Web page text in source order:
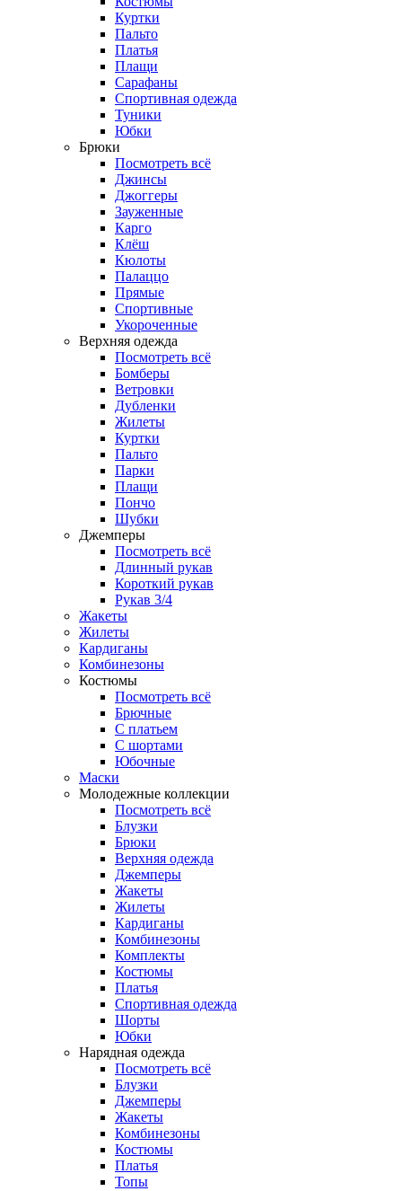
Куртки
Пальто
Платья
Плащи
Сарафаны
Спортивная одежда
Туники
Юбки
Брюки
Посмотреть всё
Джинсы
Джоггеры
Зауженные
Карго
Клёш
Кюлоты
Палаццо
Прямые
Спортивные
Укороченные
Верхняя одежда
Посмотреть всё
Бомберы
Ветровки
Дубленки
Жилеты
Куртки
Пальто
Парки
Плащи
Пончо
Шубки
Джемперы
Посмотреть всё
Длинный рукав
Короткий рукав
Рукав 3/4
Жакеты
Жилеты
Кардиганы
Комбинезоны
Костюмы
Посмотреть всё
Брючные
С платьем
С шортами
Юбочные
Маски
Молодежные коллекции
Посмотреть всё
Блузки
Брюки
Верхняя одежда
Джемперы
Жакеты
Жилеты
Кардиганы
Комбинезоны
Комплекты
Костюмы
Платья
Спортивная одежда
Шорты
Юбки
Нарядная одежда
Посмотреть всё
Блузки
Джемперы
Жакеты
Комбинезоны
Костюмы
Платья
Топы